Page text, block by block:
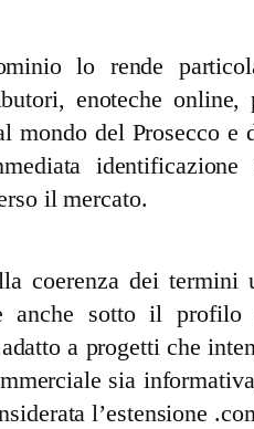
lo rende
enoteche online,
mondo del Prosecco e
il mercato.
coerenza dei
anche sotto il
a progetti che
sia
l’estensione